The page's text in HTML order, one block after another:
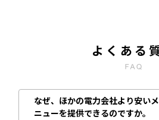
なぜ、ほかの電力会社より安いメ
ニューを提供できるのですか。